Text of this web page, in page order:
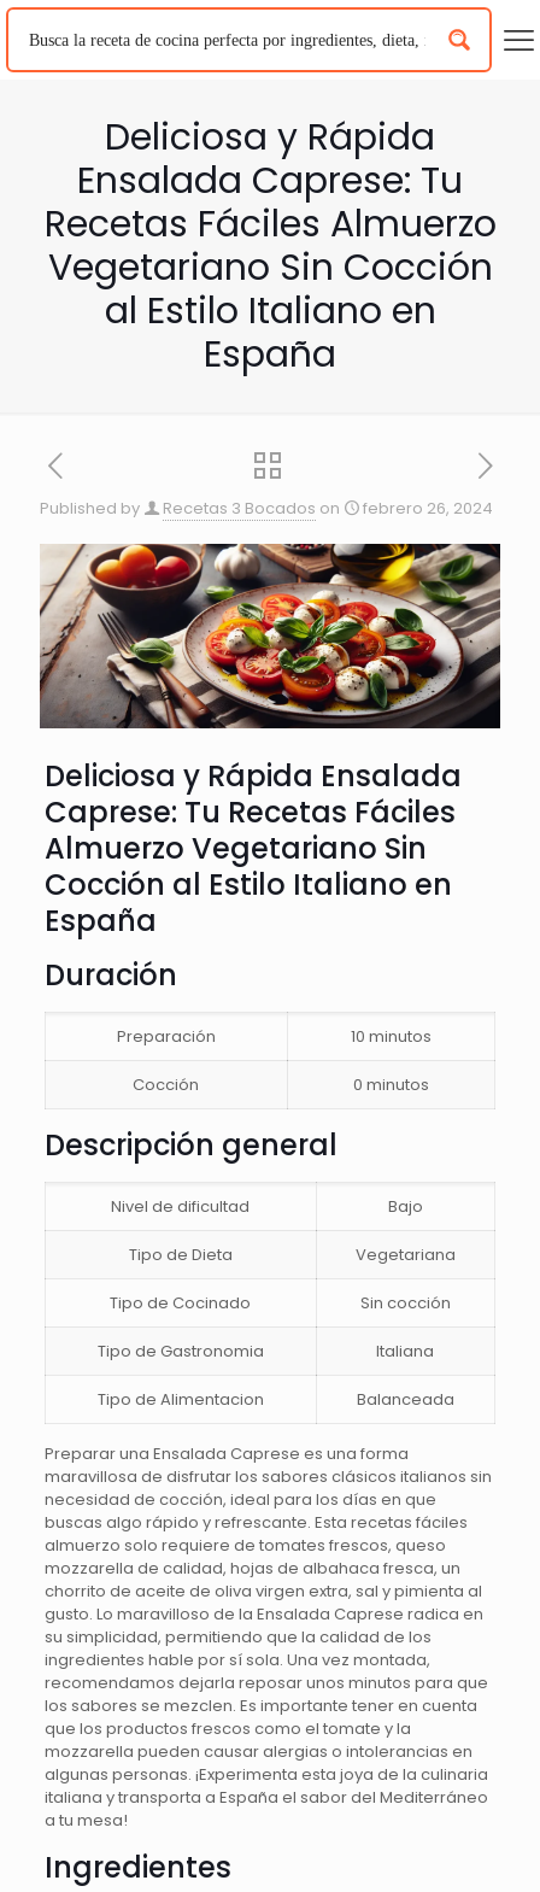
Deliciosa y Rápida
Ensalada Caprese: Tu
Recetas Fáciles Almuerzo
Vegetariano Sin Cocción
al Estilo Italiano en
España
Published by Recetas 3 Bocados on febrero 26, 2024
Deliciosa y Rápida Ensalada
Caprese: Tu Recetas Fáciles
Almuerzo Vegetariano Sin
Cocción al Estilo Italiano en
España
Duración
Preparación 10 minutos
Cocción 0 minutos
Descripción general
Nivel de dificultad Bajo
Tipo de Dieta Vegetariana
Tipo de Cocinado Sin cocción
Tipo de Gastronomia Italiana
Tipo de Alimentacion Balanceada
Preparar una Ensalada Caprese es una forma
maravillosa de disfrutar los sabores clásicos italianos sin
necesidad de cocción, ideal para los días en que
buscas algo rápido y refrescante. Esta recetas fáciles
almuerzo solo requiere de tomates frescos, queso
mozzarella de calidad, hojas de albahaca fresca, un
chorrito de aceite de oliva virgen extra, sal y pimienta al
gusto. Lo maravilloso de la Ensalada Caprese radica en
su simplicidad, permitiendo que la calidad de los
ingredientes hable por sí sola. Una vez montada,
recomendamos dejarla reposar unos minutos para que
los sabores se mezclen. Es importante tener en cuenta
que los productos frescos como el tomate y la
mozzarella pueden causar alergias o intolerancias en
algunas personas. ¡Experimenta esta joya de la culinaria
italiana y transporta a España el sabor del Mediterráneo
a tu mesa!
Ingredientes